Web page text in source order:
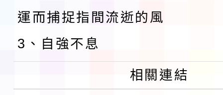
運而捕捉指間流逝的風
3、自強不息
相關連結